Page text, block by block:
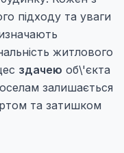
підходу та уваги
житлового
здачею об\'єкта
залишається
та затишком